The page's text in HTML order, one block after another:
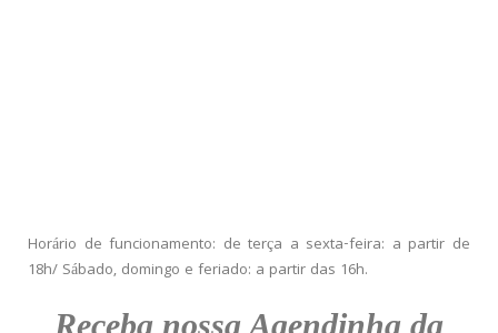
Horário de funcionamento: de terça a sexta-feira: a partir de
18h/ Sábado, domingo e feriado: a partir das 16h.
Receba nossa Agendinha da